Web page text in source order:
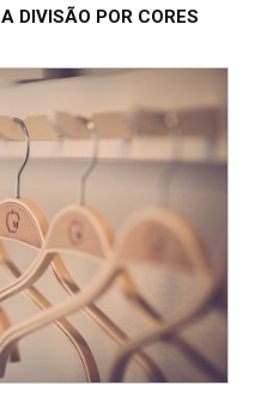
DIVISÃO POR CORES